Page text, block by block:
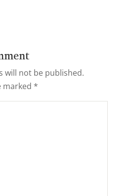
will not be published.
marked *